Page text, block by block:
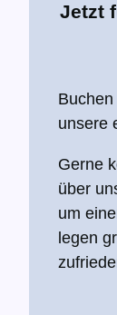
Jetzt
unsere
Gerne
über
um
legen